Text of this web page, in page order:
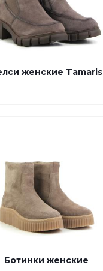
женские Tamaris
Ботинки женские